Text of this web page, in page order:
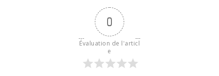
0
Évaluation de l'articl
e